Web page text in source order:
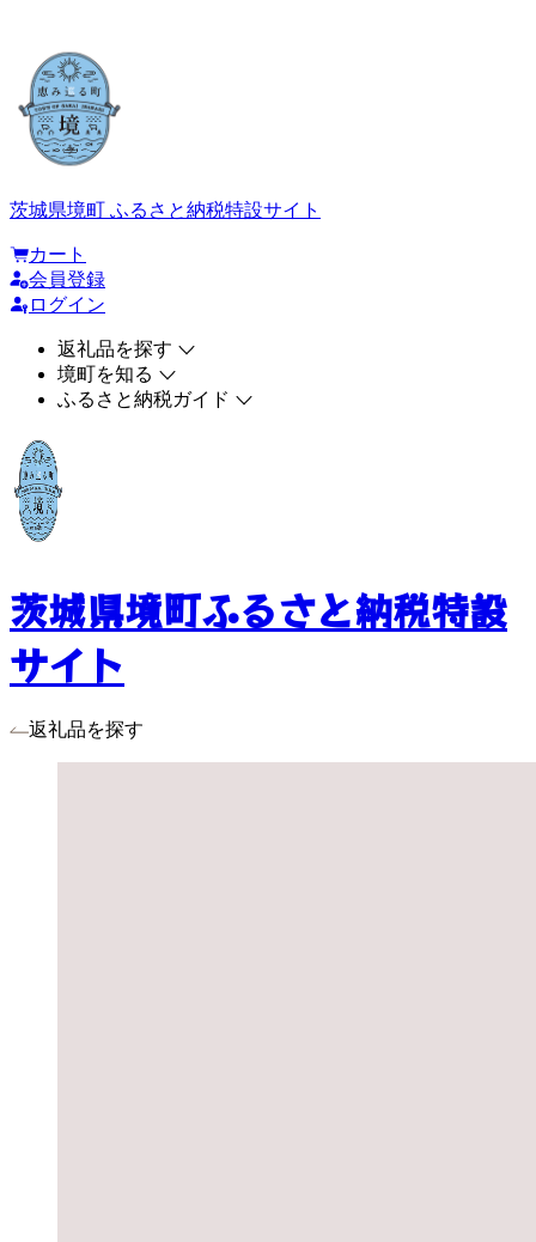
茨城県境町 ふるさと納税特設サイト
カート
会員登録
ログイン
返礼品を探す
境町を知る
ふるさと納税ガイド
茨城県境町ふるさと納税特設
サイト
返礼品を探す